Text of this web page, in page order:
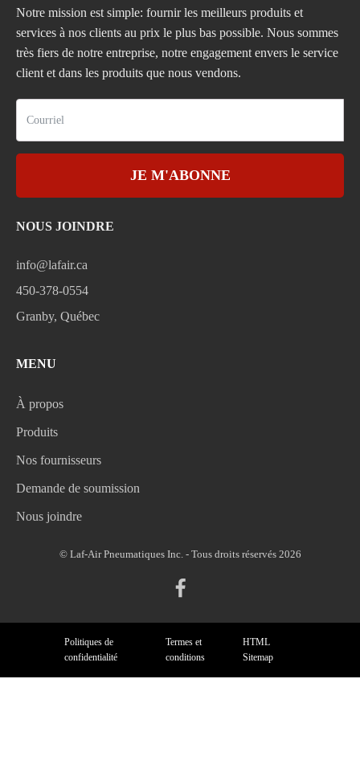
Notre mission est simple: fournir les meilleurs produits et
services à nos clients au prix le plus bas possible. Nous sommes
très fiers de notre entreprise, notre engagement envers le service
client et dans les produits que nous vendons.
JE M'ABONNE
NOUS JOINDRE
info@lafair.ca
450-378-0554
Granby, Québec
MENU
À propos
Produits
Nos fournisseurs
Demande de soumission
Nous joindre
© Laf-Air Pneumatiques Inc. - Tous droits réservés 2026
Politiques de
confidentialité
Termes et
conditions
HTML
Sitemap